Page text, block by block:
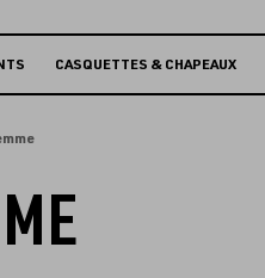
CASQUETTES & CHAPEAUX